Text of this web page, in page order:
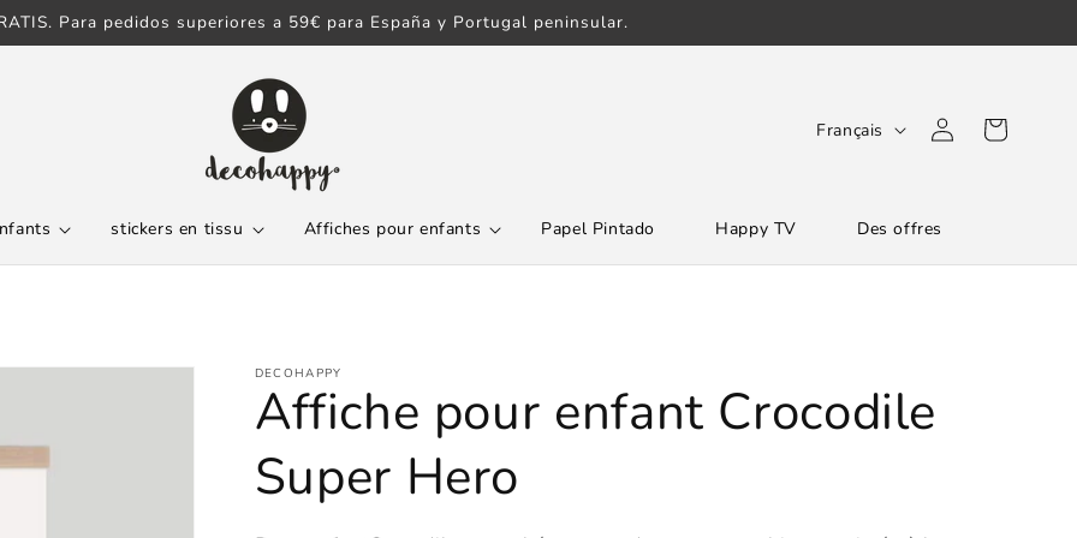
Para pedidos superiores a 59€ para España y Portugal peninsular.
stickers en tissu Affiches pour enfants Papel Pintado Happy TV Des offres
L
u
Français Connexion Panier
DECOHAPPY
Affiche pour enfant Crocodile
Super Hero